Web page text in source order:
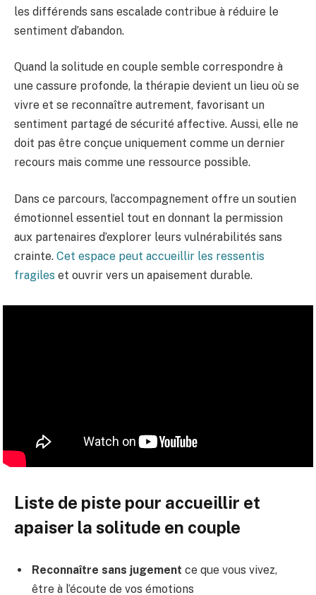
les différends sans escalade contribue à réduire le
sentiment d’abandon.
Quand la solitude en couple semble correspondre à
une cassure profonde, la thérapie devient un lieu où se
vivre et se reconnaître autrement, favorisant un
sentiment partagé de sécurité affective. Aussi, elle ne
doit pas être conçue uniquement comme un dernier
recours mais comme une ressource possible.
Dans ce parcours, l’accompagnement offre un soutien
émotionnel essentiel tout en donnant la permission
aux partenaires d’explorer leurs vulnérabilités sans
crainte. Cet espace peut accueillir les ressentis
fragiles et ouvrir vers un apaisement durable.
Liste de piste pour accueillir et
apaiser la solitude en couple
Reconnaître sans jugement ce que vous vivez,
être à l’écoute de vos émotions